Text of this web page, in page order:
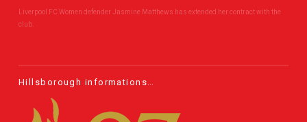
Liverpool FC Women defender Jasmine Matthews has extended her contract with the
club.
Hillsborough informations…